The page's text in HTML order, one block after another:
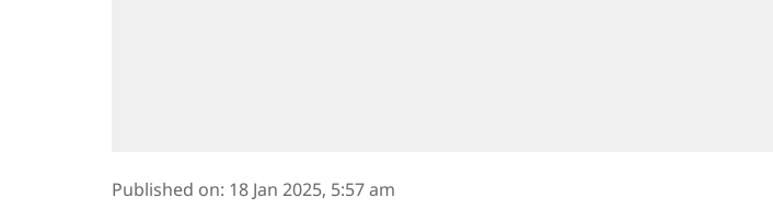
Published on: 18 Jan 2025, 5:57 am